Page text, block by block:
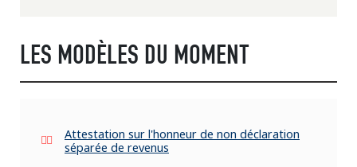
LES MODÈLES DU MOMENT
Attestation sur l'honneur de non déclaration
séparée de revenus